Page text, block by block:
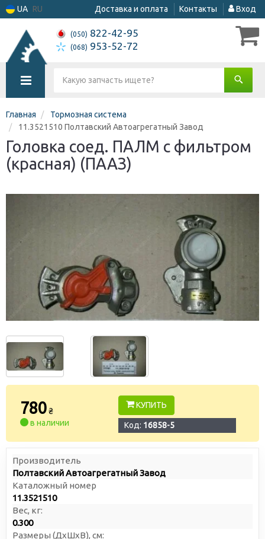
UA RU Доставка и оплата Контакты Вход
(050) 822-42-95
(068) 953-52-72
Главная
Тормозная система
11.3521510 Полтавский Автоагрегатный Завод
Головка соед. ПАЛМ с фильтром
(красная) (ПААЗ)
780₴
в наличии
КУПИТЬ
Код: 16858-5
Производитель
Полтавский Автоагрегатный Завод
Каталожный номер
11.3521510
Вес, кг:
0.300
Размеры (ДxШxВ), см: